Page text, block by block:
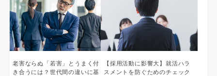
老害ならぬ「若害」とうまく付
き合うには？世代間の違いに基
【採用活動に影響大】就活ハラ
スメントを防ぐためのチェック